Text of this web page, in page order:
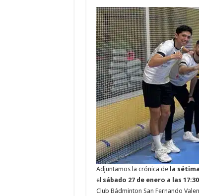
Adjuntamos la crónica de la
el sábado 27 de enero a las
Club Bádminton San Fernando